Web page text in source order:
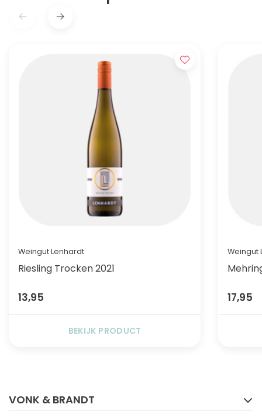
Weingut Lenhardt
Riesling Trocken 2021
13,95
BEKIJK PRODUCT
Weingut
17,95
VONK & BRANDT